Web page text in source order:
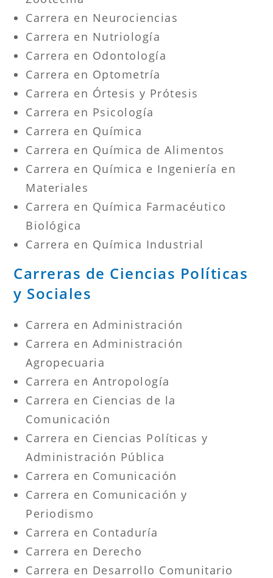
Carrera en Neurociencias
Carrera en Nutriología
Carrera en Odontología
Carrera en Optometría
Carrera en Órtesis y Prótesis
Carrera en Psicología
Carrera en Química
Carrera en Química de Alimentos
Carrera en Química e Ingeniería en
Materiales
Carrera en Química Farmacéutico
Biológica
Carrera en Química Industrial
Carreras de Ciencias Políticas
y Sociales
Carrera en Administración
Carrera en Administración
Agropecuaria
Carrera en Antropología
Carrera en Ciencias de la
Comunicación
Carrera en Ciencias Políticas y
Administración Pública
Carrera en Comunicación
Carrera en Comunicación y
Periodismo
Carrera en Contaduría
Carrera en Derecho
Carrera en Desarrollo Comunitario